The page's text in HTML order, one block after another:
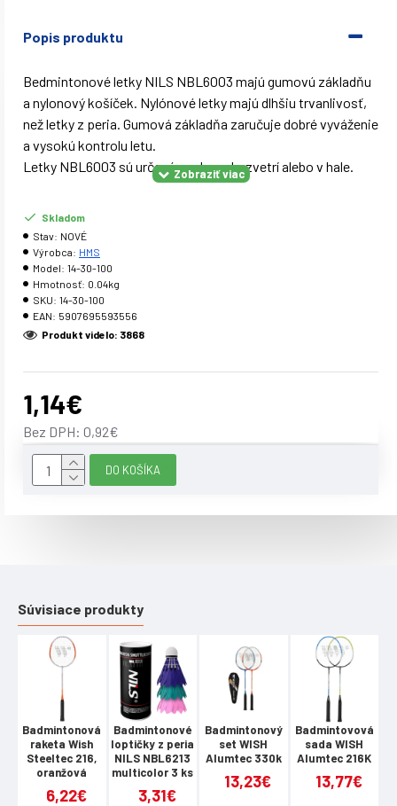
Popis produktu
Bedmintonové letky NILS NBL6003 majú gumovú základňu
a nylonový košíček. Nylónové letky majú dlhšiu trvanlivosť,
než letky z peria. Gumová základňa zaručuje dobré vyváženie
a vysokú kontrolu letu.
Letky NBL6003 sú určené pre hru v bezvetrí alebo v hale.
Špecifikácia:
Košíček: nylon Základňa: guma Dĺžka košíčka: 56 mm
Priemer: 66 mm Balenie: plastový obal / 3 kusy
Upozornenie:
Certifikát, normy: Záruka: 24 mesiacov
1,14€
Bez DPH: 0,92€
Skladom
Stav: NOVÉ
Výrobca: HMS
Model: 14-30-100
Hmotnosť: 0.04kg
SKU: 14-30-100
EAN: 5907695593556
Produkt videlo: 3868
DO KOŠÍKA
Súvisiace produkty
Badmintonová
raketa Wish
Steeltec 216,
oranžová
6,22€
Badmintonové
loptičky z peria
NILS NBL6213
multicolor 3 ks
3,31€
Badmintonový
set WISH
Alumtec 330k
13,23€
Badmintovová
sada WISH
Alumtec 216K
13,77€